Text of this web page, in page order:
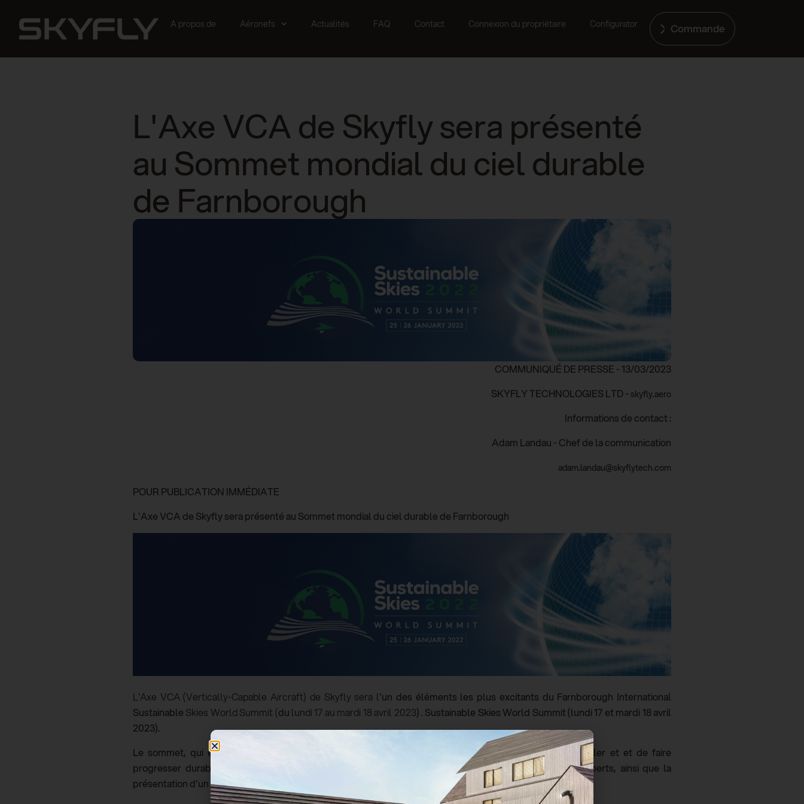
A propos de Aéronefs Actualités FAQ Contact Connexion du propriétaire Configurator Commande
L'Axe VCA de Skyfly sera présenté
au Sommet mondial du ciel durable
de Farnborough
COMMUNIQUÉ DE PRESSE - 13/03/2023
SKYFLY TECHNOLOGIES LTD - skyfly.aero
Informations de contact :
Adam Landau - Chef de la communication
adam.landau@skyflytech.com
POUR PUBLICATION IMMÉDIATE
L'Axe VCA de Skyfly sera présenté au Sommet mondial du ciel durable de Farnborough
L'Axe VCA (Vertically-Capable Aircraft) de Skyfly sera l'un des éléments les plus excitants du Farnborough International
Sustainable Skies World Summit (du lundi 17 au mardi 18 avril 2023) . Sustainable Skies World Summit (lundi 17 et mardi 18 avril
2023).
Le sommet, qui est lié au célèbre salon international de l'aéronautique de Farnborough, vise à
stimuler et et de faire
progresser durable politiques politiques,innovateurs et experts, ainsi que la
présentation d'un large éventail de technologies aéronautiques futures.